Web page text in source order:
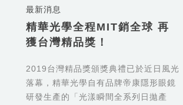
最新消息
精華光學全程MIT銷全球 再
獲台灣精品獎！
2019台灣精品獎頒獎典禮已於近日風光
落幕，精華光學自有品牌帝康隱形眼鏡
研發生產的「光漾瞬間全系列日拋產